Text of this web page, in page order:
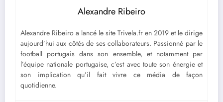
Alexandre Ribeiro
Alexandre Ribeiro a lancé le site Trivela.fr en 2019 et le dirige
aujourd’hui aux côtés de ses collaborateurs. Passionné par le
football portugais dans son ensemble, et notamment par
l’équipe nationale portugaise, c’est avec toute son énergie et
son implication qu’il fait vivre ce média de façon
quotidienne.